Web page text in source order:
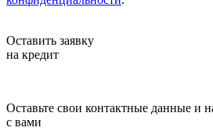
Оставить заявку
на кредит
Оставьте свои контактные данные и
с вами